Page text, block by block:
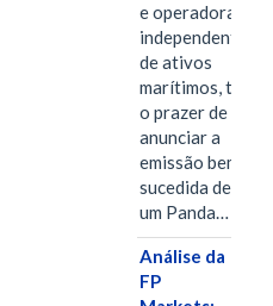
e operadoras
independentes
de ativos
marítimos, tem
o prazer de
anunciar a
emissão bem-
sucedida de
um Panda…
Análise da
FP